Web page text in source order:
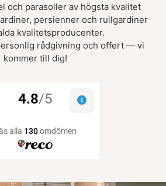
och parasoller av högsta kvalitet
persienner och rullgardiner
kvalitetsproducenter.
rådgivning och offert — vi
kommer till dig!